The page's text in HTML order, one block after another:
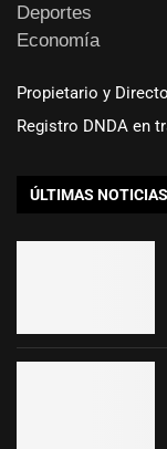
Deportes
Economía
Propietario y
Registro DNDA en
ÚLTIMAS NOTICIAS